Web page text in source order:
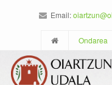
Email:
Ondarea